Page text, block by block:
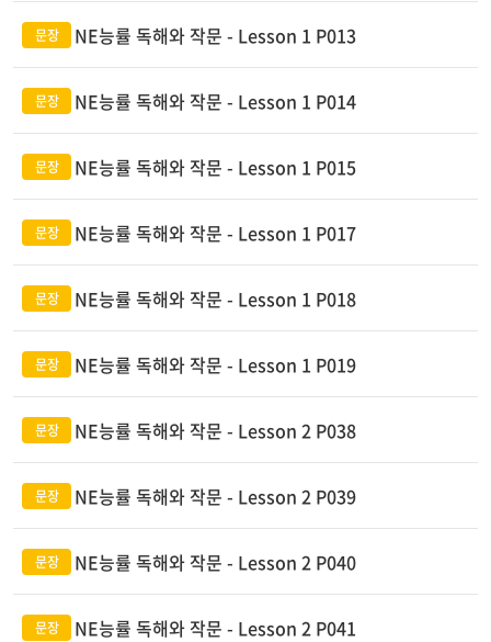
NE능률 독해와 작문 - Lesson 1 P013
NE능률 독해와 작문 - Lesson 1 P014
NE능률 독해와 작문 - Lesson 1 P015
NE능률 독해와 작문 - Lesson 1 P017
NE능률 독해와 작문 - Lesson 1 P018
NE능률 독해와 작문 - Lesson 1 P019
NE능률 독해와 작문 - Lesson 2 P038
NE능률 독해와 작문 - Lesson 2 P039
NE능률 독해와 작문 - Lesson 2 P040
NE능률 독해와 작문 - Lesson 2 P041